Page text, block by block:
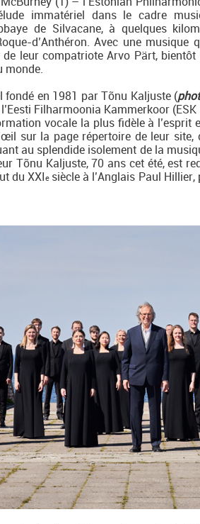
immatériel dans le cadre
de Silvacane, à quelques
d’Anthéron. Avec une
de leur compatriote Arvo Pärt,
monde.
en 1981 par Tõnu Kaljuste (
Filharmoonia Kammerkoor
vocale la plus fidèle à
sur la page répertoire de leur site,
au splendide isolement de la
Tõnu Kaljuste, 70 ans cet été, est
du XXIe siècle à l’Anglais Paul